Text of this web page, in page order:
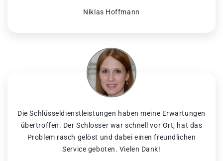
Niklas Hoffmann
Die Schlüsseldienstleistungen haben meine Erwartungen
übertroffen. Der Schlosser war schnell vor Ort, hat das
Problem rasch gelöst und dabei einen freundlichen
Service geboten. Vielen Dank!